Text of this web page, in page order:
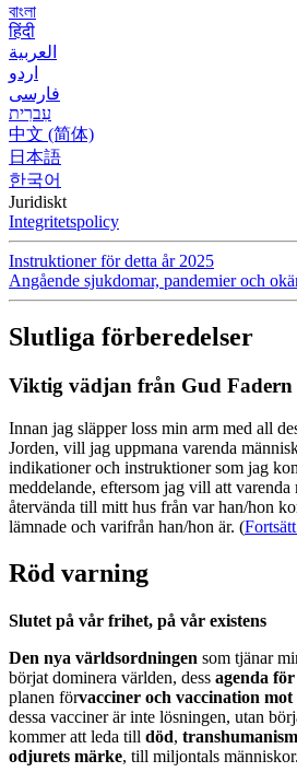
বাংলা
हिंदी
العربية
اردو
فارسی
עִברִית
中文 (简体)
日本語
한국어
Juridiskt
Integritetspolicy
Instruktioner för detta år 2025
Angående sjukdomar, pandemier och
Slutliga förberedelser
Viktig vädjan från Gud
Innan jag släpper loss min arm med all
Jorden, vill jag uppmana varenda
indikationer och instruktioner som jag
meddelande, eftersom jag vill att
återvända till mitt hus från var han/hon
lämnade och varifrån han/hon är. (
Röd varning
Slutet på vår frihet, på vår existens
Den nya världsordningen som tjänar
börjat dominera världen, dess agenda
planen förvacciner och vaccination
dessa vacciner är inte lösningen, utan
kommer att leda till död, transhumanism
odjurets märke, till miljontals